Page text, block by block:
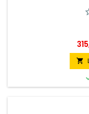
Pris
